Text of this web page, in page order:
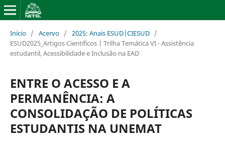
Início / Acervo / 2025: Anais ESUD|CIESUD /
ESUD2025_Artigos Científicos | Trilha Temática VI - Assistência
estudantil, Acessibilidade e Inclusão na EAD
ENTRE O ACESSO E A
PERMANÊNCIA: A
CONSOLIDAÇÃO DE POLÍTICAS
ESTUDANTIS NA UNEMAT